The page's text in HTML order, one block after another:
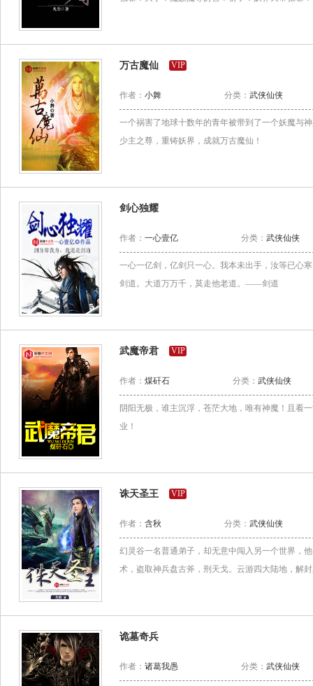
万古魔仙 VIP
作者： 小舞 分类： 武侠仙侠
一个祸害了地球十数年的青年被带到了一个妖魔与
少主之尊，重铸妖界，成就万古魔仙！
剑心独耀
作者： 一心壹亿 分类： 武侠仙侠
一心一亿剑，亿剑只一心。我本未出手，汝等已心
剑道。大道万万千，莫走他老道。——剑道
武魔帝君 VIP
作者： 煤矸石 分类： 武侠仙侠
阴阳无极，谁主沉浮，苍茫大地，唯有神魔！且看
业！
诛天圣王 VIP
作者： 含秋 分类： 武侠仙侠
幻灵谷一名普通弟子，却无意中闯入另一个世界，
术，盗取神兵盘古斧，刑天戈。云游四大陆地，解
诡墓奇兵
作者： 诸葛我愚 分类： 武侠仙侠